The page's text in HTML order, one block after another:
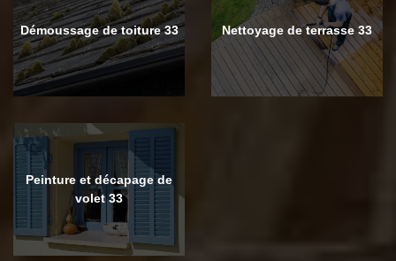
Démoussage de toiture 33 Nettoyage de terrasse 33
Peinture et décapage de
volet 33